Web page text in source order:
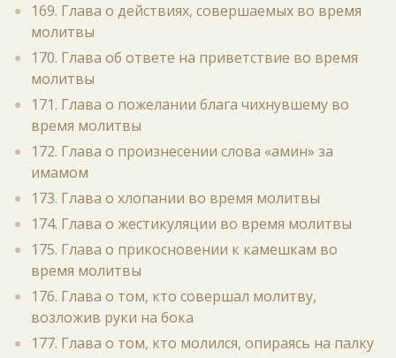
169. Глава о действиях, совершаемых во время
молитвы
170. Глава об ответе на приветствие во время
молитвы
171. Глава о пожелании блага чихнувшему во
время молитвы
172. Глава о произнесении слова «амин» за
имамом
173. Глава о хлопании во время молитвы
174. Глава о жестикуляции во время молитвы
175. Глава о прикосновении к камешкам во
время молитвы
176. Глава о том, кто совершал молитву,
возложив руки на бока
177. Глава о том, кто молился, опираясь на палку